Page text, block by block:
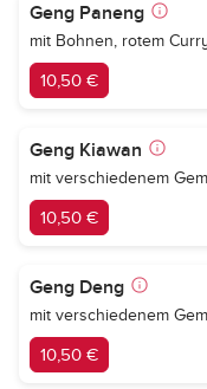
Geng Paneng
mit Bohnen, rotem
10,50 €
Geng Kiawan
mit verschiedenem
10,50 €
Geng Deng
mit verschiedenem
10,50 €